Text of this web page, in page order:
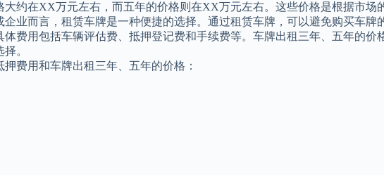
约在XX万元左右，而五年的价格则在XX万元左右。这些价格是根据市场
业而言，租赁车牌是一种便捷的选择。通过租赁车牌，可以避免购买车牌
费用包括车辆评估费、抵押登记费和手续费等。车牌出租三年、五年的
。
费用和车牌出租三年、五年的价格：